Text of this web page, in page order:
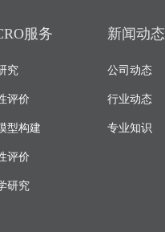
服务
究
评价
型构建
评价
研究
新闻动态
公司动态
行业动态
专业知识